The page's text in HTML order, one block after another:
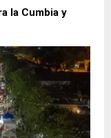
la Cumbia y